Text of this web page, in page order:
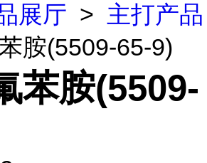
展厅 > 主打产品
胺(5509-65-9)
苯胺(5509-